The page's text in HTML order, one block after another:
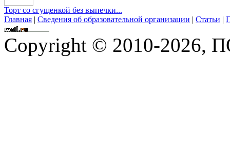
Торт со сгущенкой без выпечки...
Главная | Сведения об образовательной организации | Статьи |
Copyright © 2010-2026,